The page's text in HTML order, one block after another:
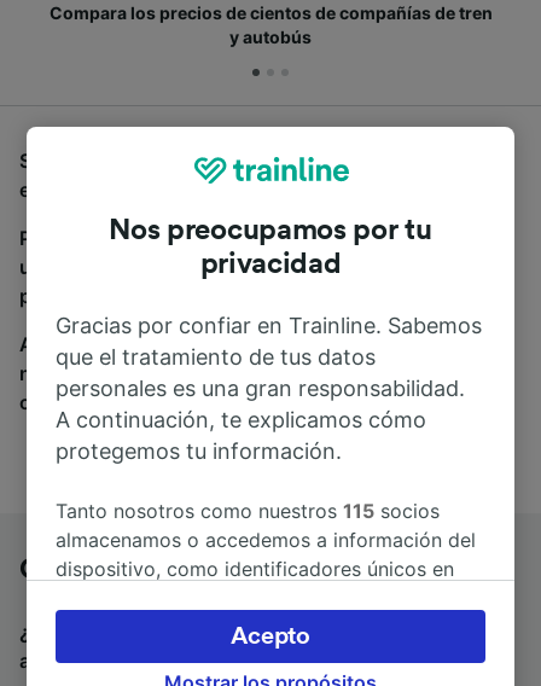
Compara los precios de cientos de compañías de tren
y autobús
Si estás buscando autobuses de Orléans a Bruselas,
estás en el sitio adecuado.
Para encontrar billetes de autobús, simplemente haz
una búsqueda y nosotros compararemos horarios y
precios tanto de tren como de autobús.
A donde quiera que vayas, tu viaje empieza con
nosotros. Encuentra billetes de más de 170
compañías de tren y autobús.
Orléans a Bruselas en autobús
¿Estás buscando un billete de vuelta para volver en
autobús? Visitaautobuses de Bruselas a Orléans.
Nos preocupamos por tu
privacidad
Gracias por confiar en Trainline. Sabemos
que el tratamiento de tus datos
personales es una gran responsabilidad.
A continuación, te explicamos cómo
protegemos tu información.
Tanto nosotros como nuestros115 socios
almacenamos o accedemos a información del
dispositivo, como identificadores únicos en
Puedes aceptar o administrar tus preferencias
haciendo clic abajo, incluido el derecho de
Acepto